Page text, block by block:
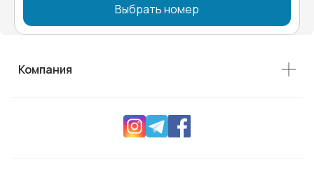
Выбрать номер
Компания